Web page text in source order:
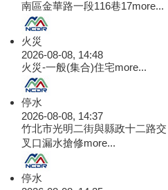
南區金華路一段116巷17more...
火災
2026-08-08, 14:48
火災-一般(集合)住宅more...
停水
2026-08-08, 14:37
竹北市光明二街與縣政十二路交
叉口漏水搶修more...
停水